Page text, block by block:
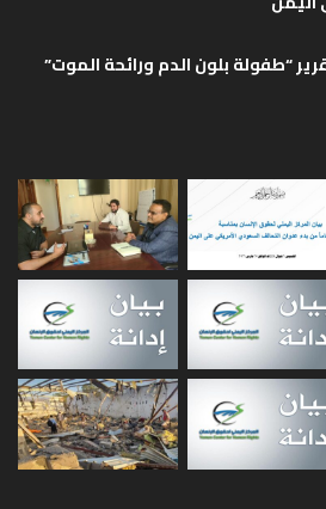
ب
ل
“طفولة بلون الدم ورائحة الموت”